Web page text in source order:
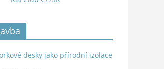
desky jako přírodní izolace